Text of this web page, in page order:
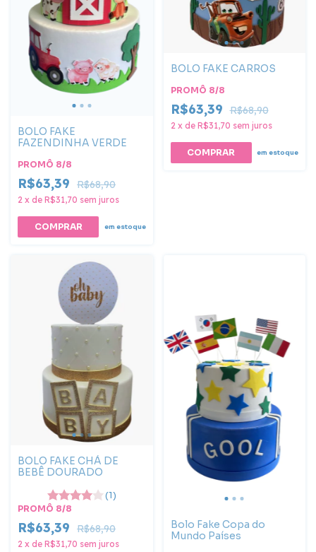
BOLO FAKE
FAZENDINHA VERDE
PROMÔ 8/8
R$63,39 R$68,90
2 x de R$31,70 sem juros
em estoque
BOLO FAKE CARROS
PROMÔ 8/8
R$63,39 R$68,90
2 x de R$31,70 sem juros
COMPRAR em estoque
BOLO FAKE CHÁ DE
BEBÊ DOURADO
(1)
PROMÔ 8/8
R$63,39 R$68,90
2 x de R$31,70 sem juros
Bolo Fake Copa do
Mundo Países